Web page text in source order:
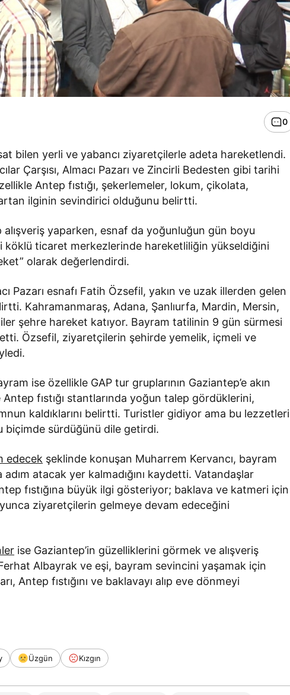
0
bilen yerli ve yabancı ziyaretçilerle adeta hareketlendi.
Çarşısı, Almacı Pazarı ve Zincirli Bedesten gibi tarihi
Antep fıstığı, şekerlemeler, lokum, çikolata,
ilginin sevindirici olduğunu belirtti.
yaparken, esnaf da yoğunluğun gün boyu
köklü ticaret merkezlerinde hareketliliğin yükseldiğini
olarak değerlendirdi.
Pazarı esnafı Fatih Özsefil, yakın ve uzak illerden gelen
Kahramanmaraş, Adana, Şanlıurfa, Mardin, Mersin,
şehre hareket katıyor. Bayram tatilinin 9 gün sürmesi
Özsefil, ziyaretçilerin şehirde yemelik, içmeli ve
ise özellikle GAP tur gruplarının Gaziantep’e akın
fıstığı stantlarında yoğun talep gördüklerini,
kaldıklarını belirtti. Turistler gidiyor ama bu lezzetleri
biçimde sürdüğünü dile getirdi.
edecek şeklinde konuşan Muharrem Kervancı, bayram
atacak yer kalmadığını kaydetti. Vatandaşlar
fıstığına büyük ilgi gösteriyor; baklava ve katmeri için
ziyaretçilerin gelmeye devam edeceğini
ise Gaziantep’in güzelliklerini görmek ve alışveriş
Albayrak ve eşi, bayram sevincini yaşamak için
Antep fıstığını ve baklavayı alıp eve dönmeyi
Üzgün Kızgın